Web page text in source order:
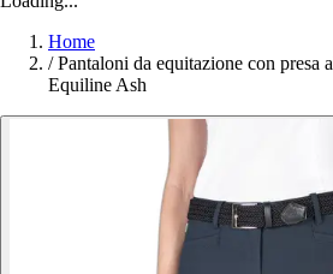
Home
/ Pantaloni da equitazione con presa
Equiline Ash